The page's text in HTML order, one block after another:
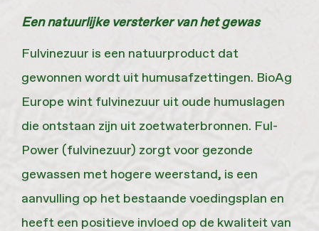
Een natuurlijke versterker van het gewas
Fulvinezuur is een natuurproduct dat
gewonnen wordt uit humusafzettingen. BioAg
Europe wint fulvinezuur uit oude humuslagen
die ontstaan zijn uit zoetwaterbronnen. Ful-
Power (fulvinezuur) zorgt voor gezonde
gewassen met hogere weerstand, is een
aanvulling op het bestaande voedingsplan en
heeft een positieve invloed op de kwaliteit van